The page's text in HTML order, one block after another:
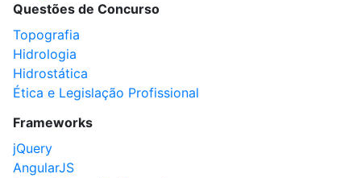
Questões de Concurso
Topografia
Hidrologia
Hidrostática
Ética e Legislação Profissional
Frameworks
jQuery
AngularJS